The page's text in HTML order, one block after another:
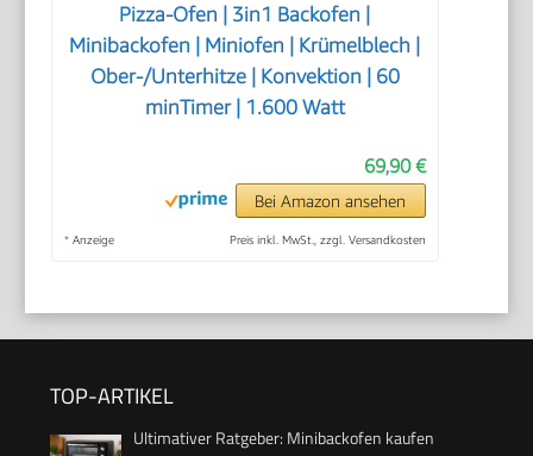
Pizza-Ofen | 3in1 Backofen |
Minibackofen | Miniofen | Krümelblech |
Ober-/Unterhitze | Konvektion | 60
minTimer | 1.600 Watt
69,90 €
Bei Amazon ansehen
* Anzeige Preis inkl. MwSt., zzgl. Versandkosten
TOP-ARTIKEL
Ultimativer Ratgeber: Minibackofen kaufen